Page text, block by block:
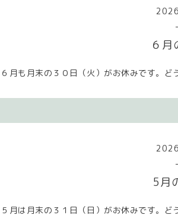
2026
６月
６月も月末の３０日（火）がお休みです。ど
2026
5月
５月は月末の３１日（日）がお休みです。ど